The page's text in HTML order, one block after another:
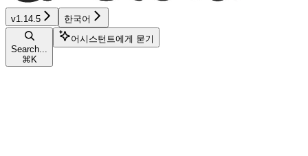
v1.14.5 한국어
Search...
⌘ K
어시스턴트에게 묻기